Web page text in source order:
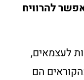
להרוויח
לעצמאים,
הם